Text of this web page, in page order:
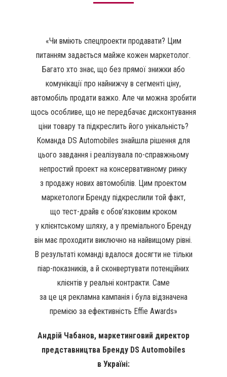
«Чи вміють спецпроекти продавати? Цим
питанням задається майже кожен маркетолог.
Багато хто знає, що без прямої знижки або
комунікації про найнижчу в сегменті ціну,
автомобіль продати важко. Але чи можна зробити
щось особливе, що не передбачає дисконтування
ціни товару та підкреслить його унікальність?
Команда DS Automobiles знайшла рішення для
цього завдання і реалізувала по-справжньому
непростий проект на консервативному ринку
з продажу нових автомобілів. Цим проектом
маркетологи Бренду підкреслили той факт,
що тест-драйв є обов’язковим кроком
у клієнтському шляху, а у преміального Бренду
він має проходити виключно на найвищому рівні.
В результаті команді вдалося досягти не тільки
піар-показників, а й сконвертувати потенційних
клієнтів у реальні контракти. Саме
за це ця рекламна кампанія і була відзначена
премією за ефективність Effie Awards»
Андрій Чабанов, маркетинговий директор
представництва Бренду DS Automobiles
в Україні: